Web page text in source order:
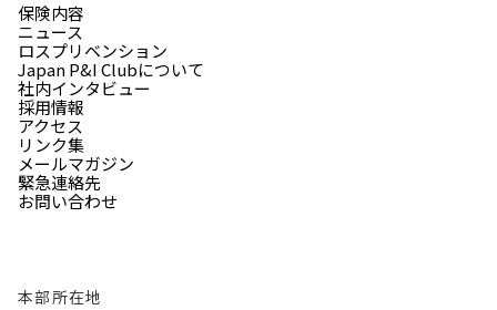
本部所在地
保険内容
社内インタビュー
緊急連絡先
ニュース
採用情報
リンク集
ロスプリベンション
アクセス
メールマガジン
Japan P&I Clubについて
お問い合わせ